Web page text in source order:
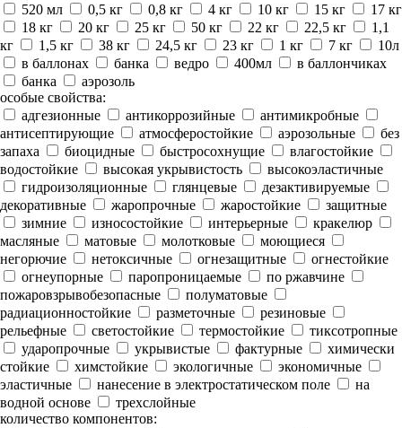
520 мл
0,5 кг 0,8 кг 4 кг 10 кг 15 кг
17 кг
18 кг
20 кг 25 кг 50 кг 22 кг 22,5 кг
1,1
кг
1,5 кг 38 кг 24,5 кг 23 кг 1 кг 7 кг
10л
в баллонах
банка ведро 400мл
в баллончиках
банка
аэрозоль
особые свойства:
адгезионные
антикоррозийные
антимикробные
антисептирующие
атмосферостойкие аэрозольные
без
запаха
биоцидные быстросохнущие
влагостойкие
водостойкие
высокая укрывистость
высокоэластичные
гидроизоляционные
глянцевые
дезактивируемые
декоративные
жаропрочные жаростойкие
защитные
зимние
износостойкие интерьерные
кракелюр
масляные
матовые молотковые
моющиеся
негорючие
нетоксичные огнезащитные
огнестойкие
огнеупорные
паропроницаемые
по ржавчине
пожаровзрывобезопасные
полуматовые
радиационностойкие
разметочные
резиновые
рельефные
светостойкие термостойкие
тиксотропные
ударопрочные
укрывистые фактурные
химически
стойкие
химстойкие экологичные
экономичные
эластичные
нанесение в электростатическом поле
на
водной основе
трехслойные
количество компонентов: